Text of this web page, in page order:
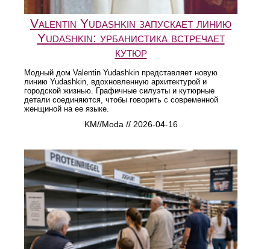
Valentin Yudashkin запускает линию
Yudashkin: урбанистика встречает
кутюр
Модный дом Valentin Yudashkin представляет новую
линию Yudashkin, вдохновленную архитектурой и
городской жизнью. Графичные силуэты и кутюрные
детали соединяются, чтобы говорить с современной
женщиной на ее языке.
KM//Moda // 2026-04-16